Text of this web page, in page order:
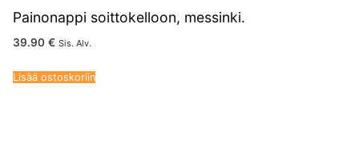
Painonappi soittokelloon, messinki.
39.90 € Sis. Alv.
Lisää ostoskoriin